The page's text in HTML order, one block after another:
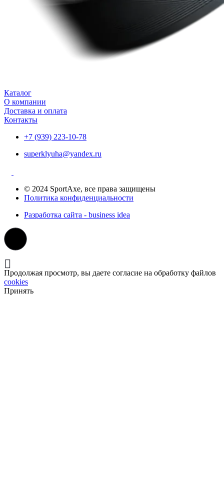
Каталог
О компании
Доставка и оплата
Контакты
+7 (939) 223-10-78
superklyuha@yandex.ru
© 2024 SportAxe, все права защищены
Политика конфиденциальности
Разработка сайта - business idea
Продолжая просмотр, вы даете согласие на обработку файлов
cookies
Принять